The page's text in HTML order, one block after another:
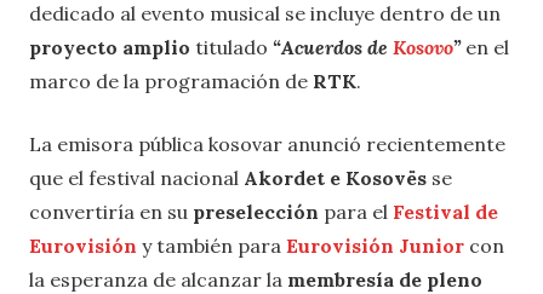
dedicado al evento musical se incluye dentro de un
proyecto amplio titulado “Acuerdos de Kosovo”en el
marco de la programación de RTK.
La emisora ​​pública kosovar anunció recientemente
que el festival nacional Akordet e Kosovës se
convertiría en su preselección para el Festival de
Eurovisión y también para Eurovisión Junior con
la esperanza de alcanzar la membresía de pleno